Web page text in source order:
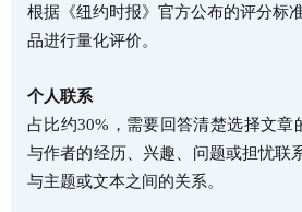
根据《纽约时报》官方公布的评分标
品进行量化评价。
个人联系
占比约30%，需要回答清楚选择文章
与作者的经历、兴趣、问题或担忧联
与主题或文本之间的关系。